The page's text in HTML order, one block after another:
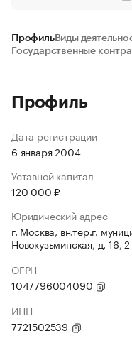
ПрофильВиды
Государственные
Профиль
Дата регистрации
6 января 2004
Уставной капитал
120 000 ₽
Юридический адрес
г. Москва, вн.тер.г.
Новокузьминская, д. 16, 2
ОГРН
1047796004090
ИНН
7721502539